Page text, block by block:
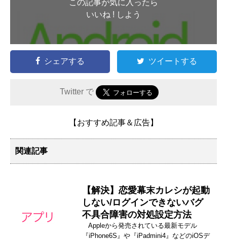
この記事が気に入ったら
いいね ! しよう
シェアする ツイートする
Twitter で
【おすすめ記事＆広告】
関連記事
【解決】恋愛幕末カレシが起動
しない/ログインできないバグ
不具合障害の対処設定方法
Appleから発売されている最新モデル
『iPhone6S』や『iPadmini4』などのiOSデ